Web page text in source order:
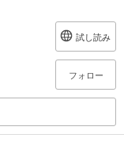
試し読み
フォロー